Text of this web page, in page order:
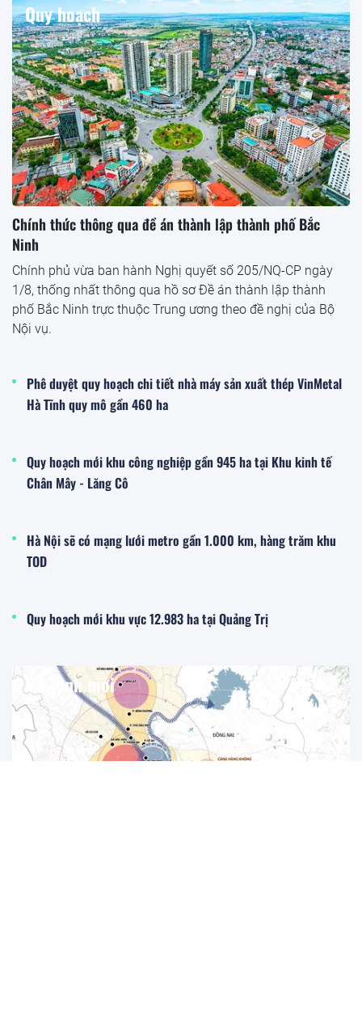
Quy hoạch
Chính thức thông qua đề án thành lập thành phố Bắc
Ninh
Chính phủ vừa ban hành Nghị quyết số 205/NQ-CP ngày
1/8, thống nhất thông qua hồ sơ Đề án thành lập thành
phố Bắc Ninh trực thuộc Trung ương theo đề nghị của Bộ
Nội vụ.
Phê duyệt quy hoạch chi tiết nhà máy sản xuất thép VinMetal
Hà Tĩnh quy mô gần 460 ha
Quy hoạch mới khu công nghiệp gần 945 ha tại Khu kinh tế
Chân Mây - Lăng Cô
Hà Nội sẽ có mạng lưới metro gần 1.000 km, hàng trăm khu
TOD
Quy hoạch mới khu vực 12.983 ha tại Quảng Trị
Mô hình mới